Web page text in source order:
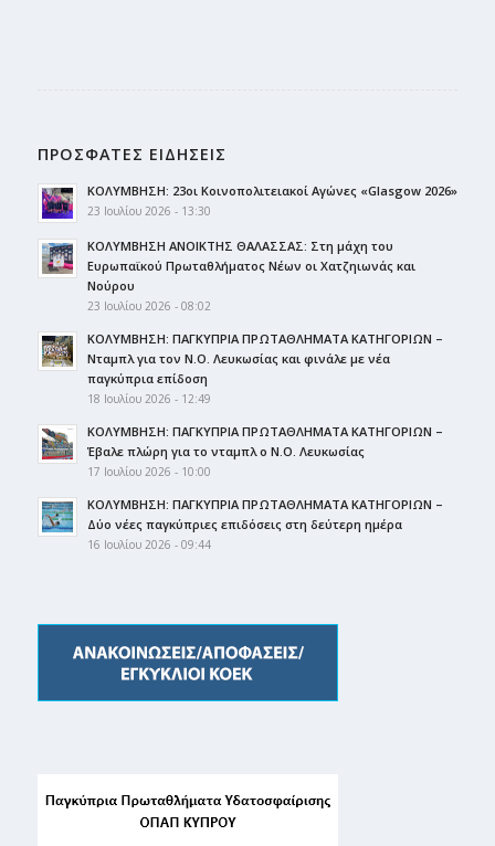
ΠΡΟΣΦΑΤΕΣ ΕΙΔΗΣΕΙΣ
ΚΟΛΥΜΒΗΣΗ: 23οι Κοινοπολιτειακοί Αγώνες «Glasgow 2026»
23 Ιουλίου 2026 - 13:30
ΚΟΛΥΜΒΗΣΗ ΑΝΟΙΚΤΗΣ ΘΑΛΑΣΣΑΣ: Στη μάχη του
Ευρωπαϊκού Πρωταθλήματος Νέων οι Χατζηιωνάς και
Νούρου
23 Ιουλίου 2026 - 08:02
ΚΟΛΥΜΒΗΣΗ: ΠΑΓΚΥΠΡΙΑ ΠΡΩΤΑΘΛΗΜΑΤΑ ΚΑΤΗΓΟΡΙΩΝ –
Νταμπλ για τον Ν.Ο. Λευκωσίας και φινάλε με νέα
παγκύπρια επίδοση
18 Ιουλίου 2026 - 12:49
ΚΟΛΥΜΒΗΣΗ: ΠΑΓΚΥΠΡΙΑ ΠΡΩΤΑΘΛΗΜΑΤΑ ΚΑΤΗΓΟΡΙΩΝ –
Έβαλε πλώρη για το νταμπλ ο Ν.Ο. Λευκωσίας
17 Ιουλίου 2026 - 10:00
ΚΟΛΥΜΒΗΣΗ: ΠΑΓΚΥΠΡΙΑ ΠΡΩΤΑΘΛΗΜΑΤΑ ΚΑΤΗΓΟΡΙΩΝ –
Δύο νέες παγκύπριες επιδόσεις στη δεύτερη ημέρα
16 Ιουλίου 2026 - 09:44